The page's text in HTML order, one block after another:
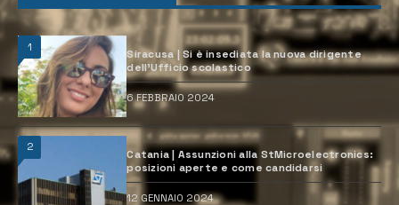
1
Siracusa | Si è insediata la nuova dirigente
dell’Ufficio scolastico
6 FEBBRAIO 2024
2
Catania | Assunzioni alla StMicroelectronics:
posizioni aperte e come candidarsi
12 GENNAIO 2024